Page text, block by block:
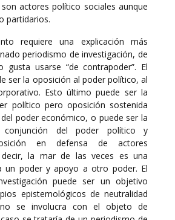
actores político sociales aunque
partidarios.
requiere una explicación más
periodismo de investigación, de
gusta usarse “de contrapoder”. El
ser la oposición al poder político, al
Esto último puede ser la
político pero oposición sostenida
poder económico, o puede ser la
del poder político y
en defensa de actores
decir, la mar de las veces es una
un poder y apoyo a otro poder. El
puede ser un objetivo
epistemológicos de neutralidad
se involucra con el objeto de